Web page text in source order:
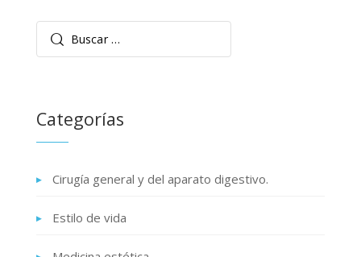
Buscar:
Categorías
Cirugía general y del aparato digestivo.
Estilo de vida